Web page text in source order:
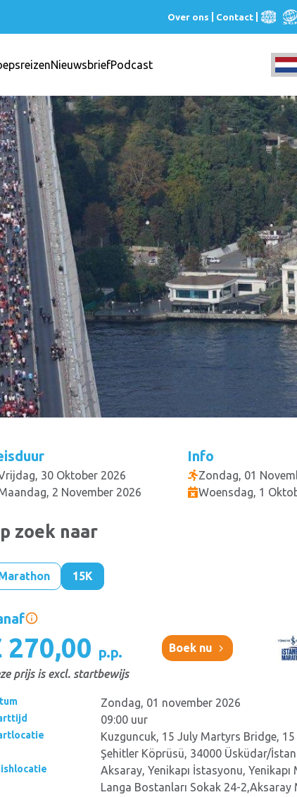
Over ons Contact
NieuwsbriefPodcast
30 Oktober 2026
2 November 2026
Info
Zondag, 01
Woensdag, 1
zoek naar
15K
270,00 p.p. Boek nu
prijs is excl. startbewijs
Zondag, 01 november 2026
09:00 uur
Kuzguncuk, 15 July Martyrs Bridge,
Şehitler Köprüsü, 34000 Üsküdar/
Aksaray, Yenikapı İstasyonu, Yenikapı
Langa Bostanları Sokak 24-2,Aksaray